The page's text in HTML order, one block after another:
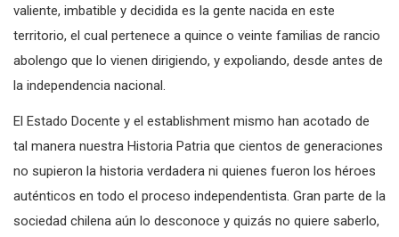
valiente, imbatible y decidida es la gente nacida en este
territorio, el cual pertenece a quince o veinte familias de rancio
abolengo que lo vienen dirigiendo, y expoliando, desde antes de
la independencia nacional.
El Estado Docente y el establishment mismo han acotado de
tal manera nuestra Historia Patria que cientos de generaciones
no supieron la historia verdadera ni quienes fueron los héroes
auténticos en todo el proceso independentista. Gran parte de la
sociedad chilena aún lo desconoce y quizás no quiere saberlo,